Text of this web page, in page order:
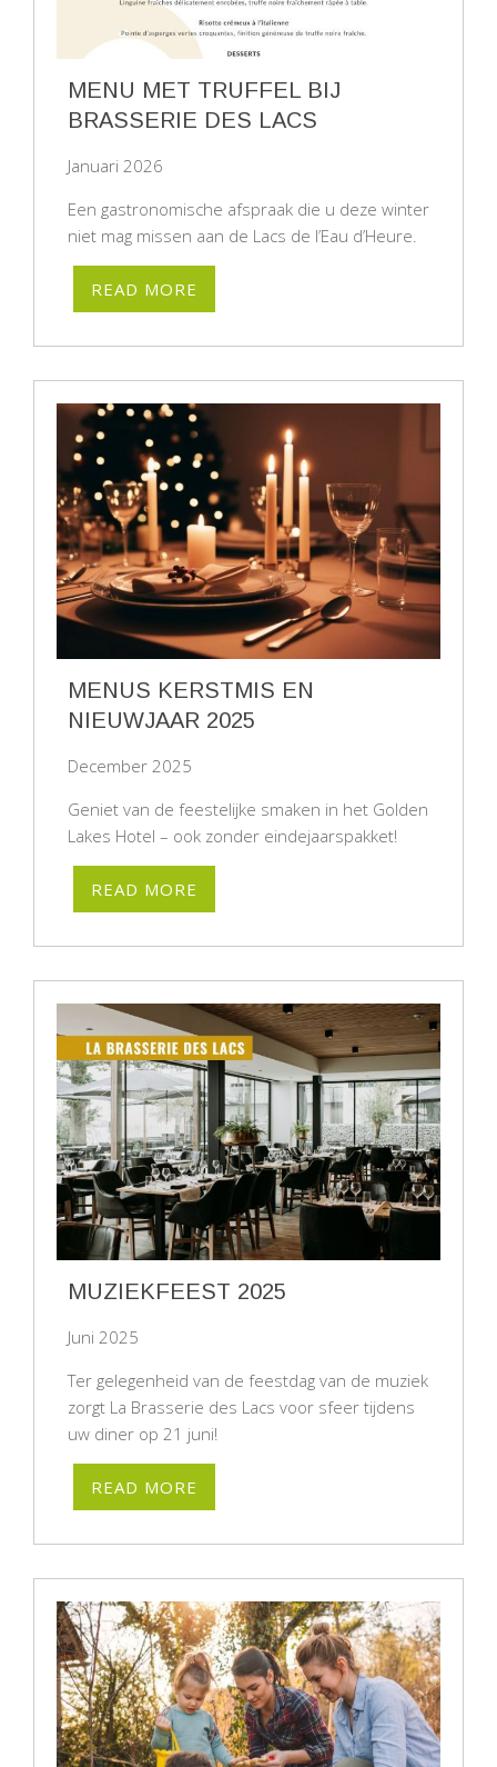
MENU MET TRUFFEL BIJ
BRASSERIE DES LACS
Januari 2026
Een gastronomische afspraak die u deze winter
niet mag missen aan de Lacs de l’Eau d’Heure.
READ MORE
MENUS KERSTMIS EN
NIEUWJAAR 2025
December 2025
Geniet van de feestelijke smaken in het Golden
Lakes Hotel – ook zonder eindejaarspakket!
READ MORE
MUZIEKFEEST 2025
Juni 2025
Ter gelegenheid van de feestdag van de muziek
zorgt La Brasserie des Lacs voor sfeer tijdens
uw diner op 21 juni!
READ MORE